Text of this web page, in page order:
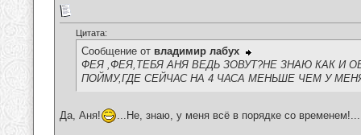
Цитата:
Сообщение от владимир лабух
ФЕЯ ,ФЕЯ,ТЕБЯ АНЯ ВЕДЬ ЗОВУТ?НЕ ЗНАЮ КАК И
ПОЙМУ,ГДЕ СЕЙЧАС НА 4 ЧАСА МЕНЬШЕ ЧЕМ У
Да, Аня! ...Не, знаю, у меня всё в порядке со